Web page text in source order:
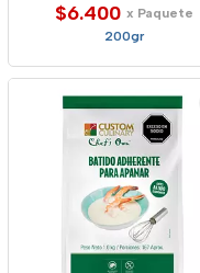
$6.400 x Paquete
200gr